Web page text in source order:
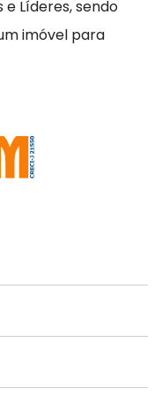
Líderes, sendo
imóvel para